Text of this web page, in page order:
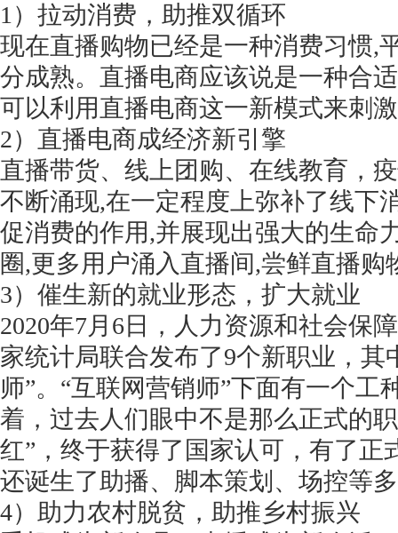
1）拉动消费，助推双循环
现在直播购物已经是一种消费习惯,
分成熟。直播电商应该说是一种合
可以利用直播电商这一新模式来刺
2）直播电商成经济新引擎
直播带货、线上团购、在线教育，
不断涌现,在一定程度上弥补了线下
促消费的作用,并展现出强大的生命
圈,更多用户涌入直播间,尝鲜直播购
3）催生新的就业形态，扩大就业
2020年7月6日，人力资源和社会保
家统计局联合发布了9个新职业，其
师”。“互联网营销师”下面有一个工
着，过去人们眼中不是那么正式的
红”，终于获得了国家认可，有了正
还诞生了助播、脚本策划、场控等
4）助力农村脱贫，助推乡村振兴